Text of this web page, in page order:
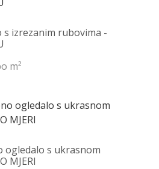
izrezanim rubovima -
m²
ogledalo s ukrasnom
MJERI